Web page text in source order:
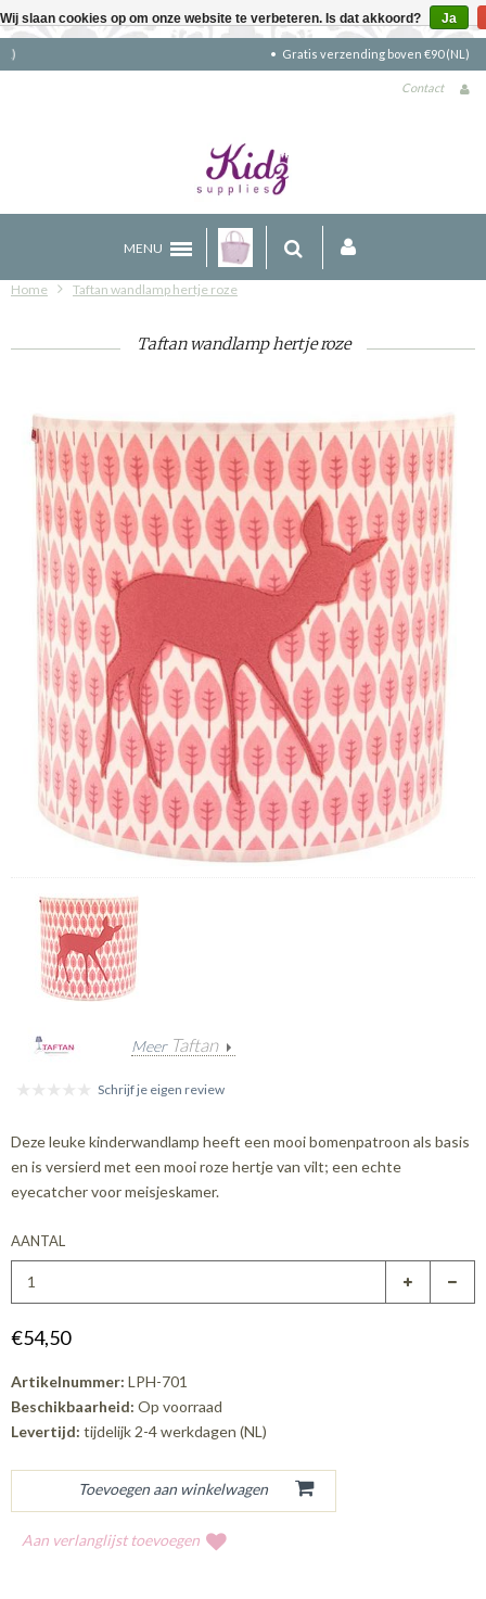
Gratis verzending boven €90 (NL)
Contact
MENU
Home Taftan wandlamp hertje roze
Taftan wandlamp hertje roze
Meer Taftan
Schrijf je eigen review
Deze leuke kinderwandlamp heeft een mooi bomenpatroon als basis
en is versierd met een mooi roze hertje van vilt; een echte
eyecatcher voor meisjeskamer.
AANTAL
€54,50
Artikelnummer: LPH-701
Beschikbaarheid: Op voorraad
Levertijd: tijdelijk 2-4 werkdagen (NL)
Aan verlanglijst toevoegen
Wij slaan cookies op om onze website te verbeteren. Is dat akkoord? Ja